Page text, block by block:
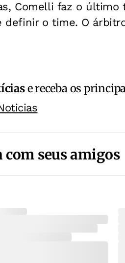
Comelli faz o último
o time. O
e receba os
seus amigos